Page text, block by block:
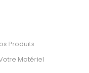
Produits
Matériel